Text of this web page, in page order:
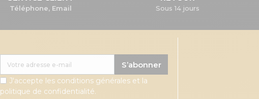
Téléphone, Email Sous 14 jours
S’abonner
J'accepte les conditions générales et la
politique de confidentialité.